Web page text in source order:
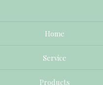
Home
Service
Products